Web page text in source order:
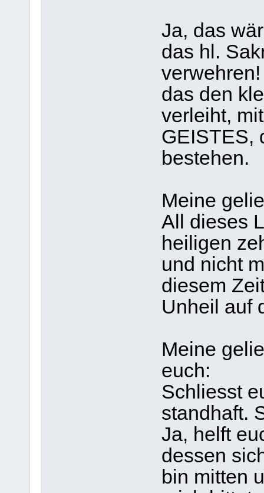
Ja, das
das hl.
das den
verleiht,
GEISTES,
bestehen.
Meine
All dieses
heiligen
und nicht
diesem
Unheil auf
Meine
euch:
Schliesst
standhaft.
Ja, helft
dessen
bin mitten